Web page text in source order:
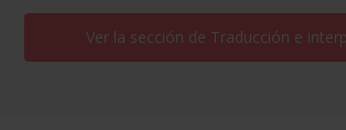
Ver la sección de Traducción e